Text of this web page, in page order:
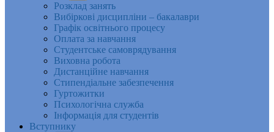
Розклад занять
Вибіркові дисципліни – бакалаври
Графік освітнього процесу
Оплата за навчання
Студентське самоврядування
Виховна робота
Дистанційне навчання
Стипендіальне забезпечення
Гуртожитки
Психологічна служба
Інформація для студентів
Вступнику